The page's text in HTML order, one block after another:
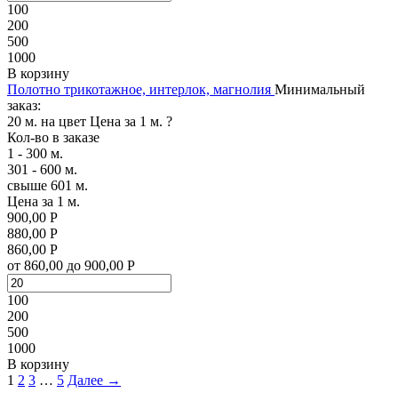
100
200
500
1000
В корзину
Полотно трикотажное, интерлок, магнолия Минимальный
заказ:
20 м. на цвет Цена за 1 м. ?
Кол-во в заказе
1 - 300 м.
301 - 600 м.
свыше 601 м.
Цена за 1 м.
900,00 Р
880,00 Р
860,00 Р
от 860,00 до 900,00 Р
100
200
500
1000
В корзину
1 2 3 … 5 Далее →